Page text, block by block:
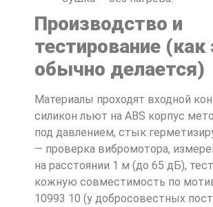
Производство и
тестирование (как
обычно делается)
Материалы проходят входной
силикон льют на ABS корпус
под давлением, стык
— проверка вибромотора,
на расстоянии 1 м (до 65 дБ),
кожную совместимость по
10993 10 (у добросовестных